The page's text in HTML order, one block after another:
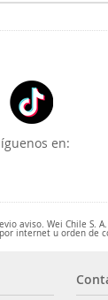
en:
aviso. Wei Chile
internet u orden